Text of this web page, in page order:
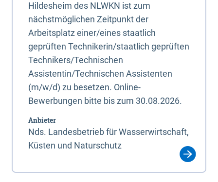
Hildesheim des NLWKN ist zum
nächstmöglichen Zeitpunkt der
Arbeitsplatz einer/eines staatlich
geprüften Technikerin/staatlich geprüften
Technikers/Technischen
Assistentin/Technischen Assistenten
(m/w/d) zu besetzen. Online-
Bewerbungen bitte bis zum 30.08.2026.
Anbieter
Nds. Landesbetrieb für Wasserwirtschaft,
Küsten und Naturschutz